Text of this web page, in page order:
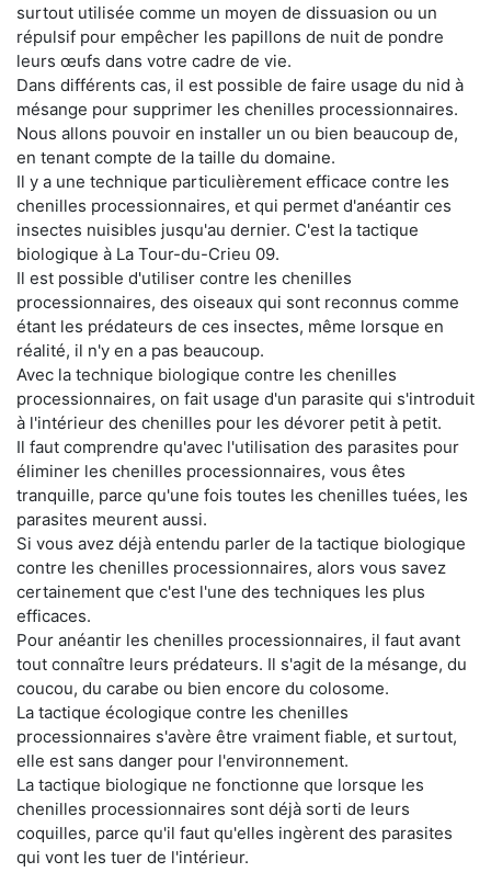
surtout utilisée comme un moyen de dissuasion ou un
répulsif pour empêcher les papillons de nuit de pondre
leurs œufs dans votre cadre de vie.
Dans différents cas, il est possible de faire usage du nid à
mésange pour supprimer les chenilles processionnaires.
Nous allons pouvoir en installer un ou bien beaucoup de,
en tenant compte de la taille du domaine.
Il y a une technique particulièrement efficace contre les
chenilles processionnaires, et qui permet d'anéantir ces
insectes nuisibles jusqu'au dernier. C'est la tactique
biologique à La Tour-du-Crieu 09.
Il est possible d'utiliser contre les chenilles
processionnaires, des oiseaux qui sont reconnus comme
étant les prédateurs de ces insectes, même lorsque en
réalité, il n'y en a pas beaucoup.
Avec la technique biologique contre les chenilles
processionnaires, on fait usage d'un parasite qui s'introduit
à l'intérieur des chenilles pour les dévorer petit à petit.
Il faut comprendre qu'avec l'utilisation des parasites pour
éliminer les chenilles processionnaires, vous êtes
tranquille, parce qu'une fois toutes les chenilles tuées, les
parasites meurent aussi.
Si vous avez déjà entendu parler de la tactique biologique
contre les chenilles processionnaires, alors vous savez
certainement que c'est l'une des techniques les plus
efficaces.
Pour anéantir les chenilles processionnaires, il faut avant
tout connaître leurs prédateurs. Il s'agit de la mésange, du
coucou, du carabe ou bien encore du colosome.
La tactique écologique contre les chenilles
processionnaires s'avère être vraiment fiable, et surtout,
elle est sans danger pour l'environnement.
La tactique biologique ne fonctionne que lorsque les
chenilles processionnaires sont déjà sorti de leurs
coquilles, parce qu'il faut qu'elles ingèrent des parasites
qui vont les tuer de l'intérieur.